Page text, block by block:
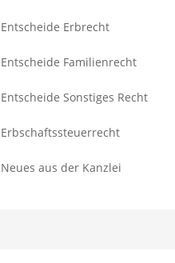
Entscheide Erbrecht
Entscheide Familienrecht
Entscheide Sonstiges Recht
Erbschaftssteuerrecht
Neues aus der Kanzlei